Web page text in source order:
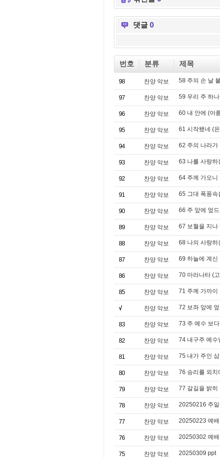
댓글 0
번호 분류 제목
98 찬양 악보 58 주의 손 날
97 찬양 악보 59 우리 주 하
96 찬양 악보 60 내 안에 (아
95 찬양 악보 61 시작됐네 (
94 찬양 악보 62 주의 나라가
93 찬양 악보 63 나를 사랑하
92 찬양 악보 64 주께 가오니
91 찬양 악보 65 그대 폭풍속
90 찬양 악보 66 주 앞에 엎
89 찬양 악보 67 보혈을 지나
88 찬양 악보 68 나의 사랑하
87 찬양 악보 69 하늘에 계신
86 찬양 악보 70 마라나타 (
85 찬양 악보 71 주께 가까이
√ 찬양 악보 72 보좌 앞에
83 찬양 악보 73 주 예수 보다
82 찬양 악보 74 내구주 예
81 찬양 악보 75 내가 주인
80 찬양 악보 76 승리를 외치
79 찬양 악보 77 갈길을 밝히
78 찬양 악보 20250216 주
77 찬양 악보 20250223 예
76 찬양 악보 20250302 예
75 찬양 악보 20250309 ppt